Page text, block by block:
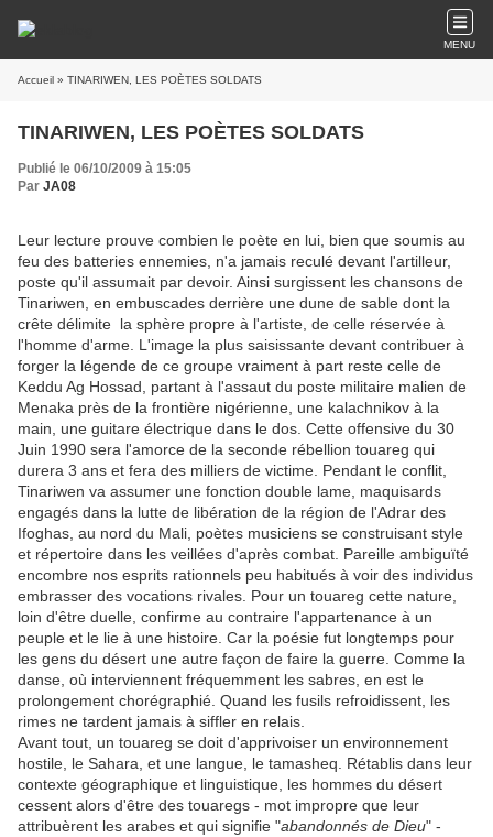
MENU
Accueil » TINARIWEN, LES POÈTES SOLDATS
TINARIWEN, LES POÈTES SOLDATS
Publié le 06/10/2009 à 15:05
Par JA08
Leur lecture prouve combien le poète en lui, bien que soumis au
feu des batteries ennemies, n'a jamais reculé devant l'artilleur,
poste qu'il assumait par devoir. Ainsi surgissent les chansons de
Tinariwen, en embuscades derrière une dune de sable dont la
crête délimite la sphère propre à l'artiste, de celle réservée à
l'homme d'arme. L'image la plus saisissante devant contribuer à
forger la légende de ce groupe vraiment à part reste celle de
Keddu Ag Hossad, partant à l'assaut du poste militaire malien de
Menaka près de la frontière nigérienne, une kalachnikov à la
main, une guitare électrique dans le dos. Cette offensive du 30
Juin 1990 sera l'amorce de la seconde rébellion touareg qui
durera 3 ans et fera des milliers de victime. Pendant le conflit,
Tinariwen va assumer une fonction double lame, maquisards
engagés dans la lutte de libération de la région de l'Adrar des
Ifoghas, au nord du Mali, poètes musiciens se construisant style
et répertoire dans les veillées d'après combat. Pareille ambiguïté
encombre nos esprits rationnels peu habitués à voir des individus
embrasser des vocations rivales. Pour un touareg cette nature,
loin d'être duelle, confirme au contraire l'appartenance à un
peuple et le lie à une histoire. Car la poésie fut longtemps pour
les gens du désert une autre façon de faire la guerre. Comme la
danse, où interviennent fréquemment les sabres, en est le
prolongement chorégraphié. Quand les fusils refroidissent, les
rimes ne tardent jamais à siffler en relais.
Avant tout, un touareg se doit d'apprivoiser un environnement
hostile, le Sahara, et une langue, le tamasheq. Rétablis dans leur
contexte géographique et linguistique, les hommes du désert
cessent alors d'être des touaregs - mot impropre que leur
attribuèrent les arabes et qui signifie "abandonnés de Dieu" -